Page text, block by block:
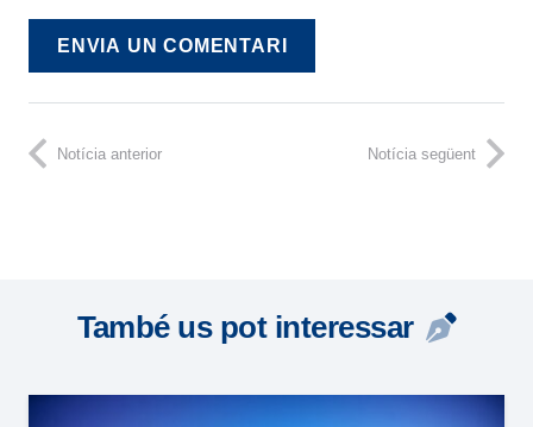
ENVIA UN COMENTARI
Notícia anterior Notícia següent
També us pot interessar